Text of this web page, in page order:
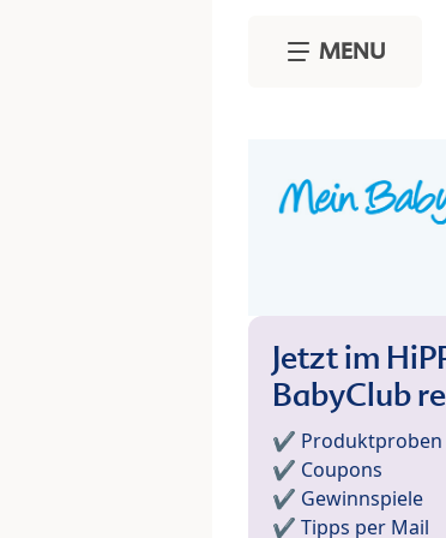
MENU
Jetzt im
BabyClub
✔️ Produktproben
✔️ Coupons
✔️ Gewinnspiele
✔️ Tipps per Mail